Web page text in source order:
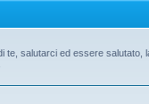
salutarci ed essere salutato,